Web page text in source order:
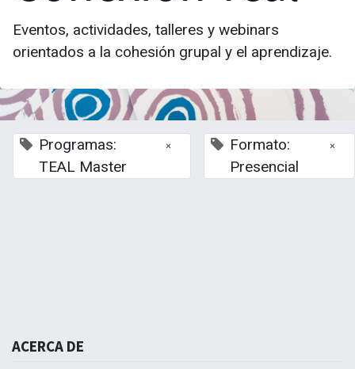
Eventos, actividades, talleres y webinars
orientados a la cohesión grupal y el aprendizaje.
Programas:
TEAL Master
×
Formato:
Presencial
×
ACERCA DE